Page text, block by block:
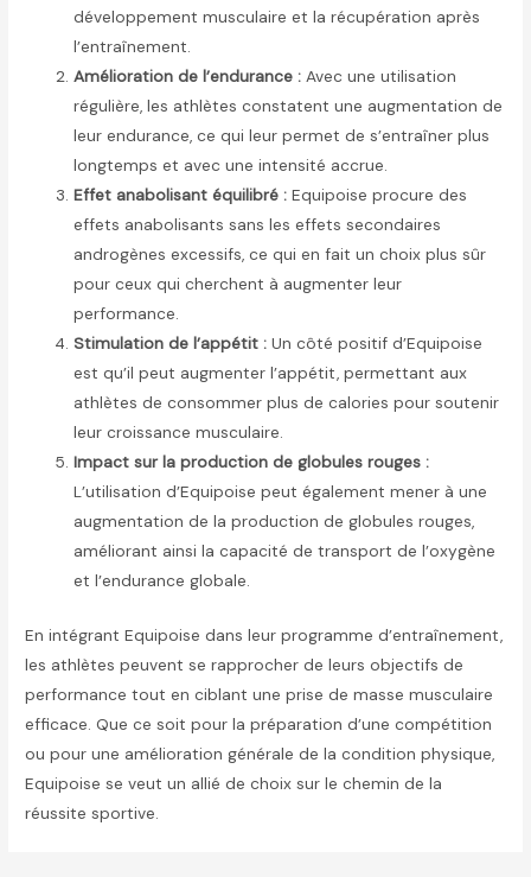
développement musculaire et la récupération après
l’entraînement.
Amélioration de l’endurance : Avec une utilisation
régulière, les athlètes constatent une augmentation de
leur endurance, ce qui leur permet de s’entraîner plus
longtemps et avec une intensité accrue.
Effet anabolisant équilibré : Equipoise procure des
effets anabolisants sans les effets secondaires
androgènes excessifs, ce qui en fait un choix plus sûr
pour ceux qui cherchent à augmenter leur
performance.
Stimulation de l’appétit : Un côté positif d’Equipoise
est qu’il peut augmenter l’appétit, permettant aux
athlètes de consommer plus de calories pour soutenir
leur croissance musculaire.
Impact sur la production de globules rouges :
L’utilisation d’Equipoise peut également mener à une
augmentation de la production de globules rouges,
améliorant ainsi la capacité de transport de l’oxygène
et l’endurance globale.
En intégrant Equipoise dans leur programme d’entraînement,
les athlètes peuvent se rapprocher de leurs objectifs de
performance tout en ciblant une prise de masse musculaire
efficace. Que ce soit pour la préparation d’une compétition
ou pour une amélioration générale de la condition physique,
Equipoise se veut un allié de choix sur le chemin de la
réussite sportive.